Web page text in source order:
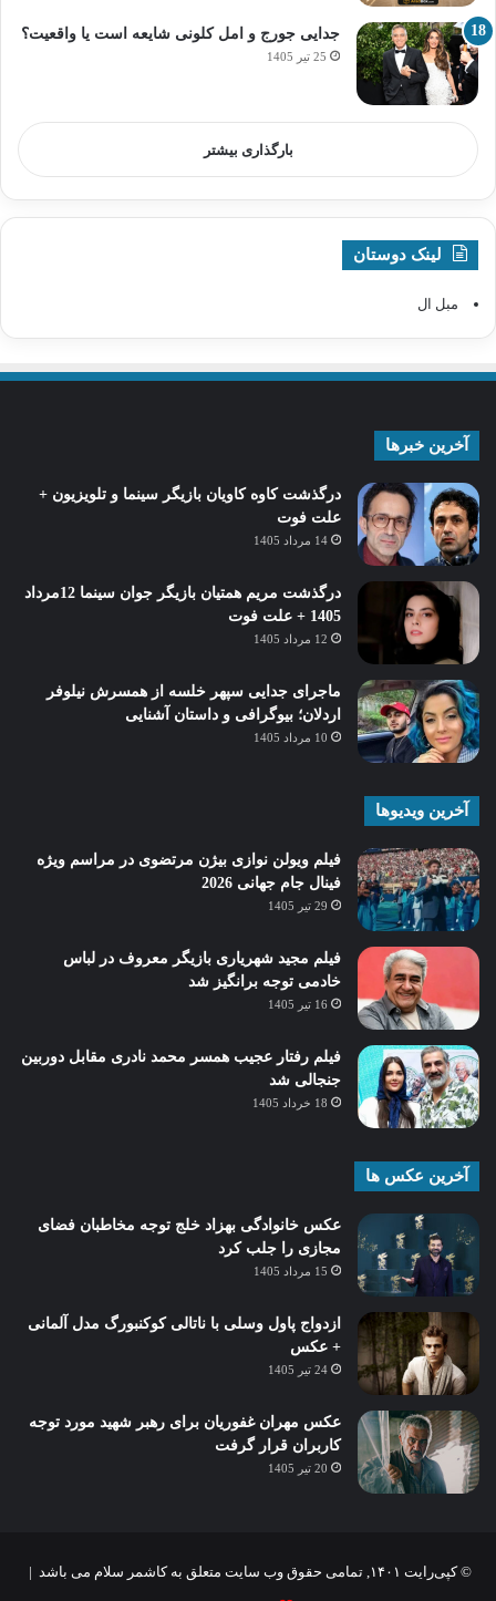
جدایی جورج و امل کلونی شایعه است یا واقعیت؟
25 تیر 1405
بارگذاری بیشتر
لینک دوستان
مبل ال
آخرین خبرها
درگذشت کاوه کاویان بازیگر سینما و تلویزیون +
علت فوت
14 مرداد 1405
درگذشت مریم همتیان بازیگر جوان سینما 12مرداد
1405 + علت فوت
12 مرداد 1405
ماجرای جدایی سپهر خلسه از همسرش نیلوفر
اردلان؛ بیوگرافی و داستان آشنایی
10 مرداد 1405
آخرین ویدیوها
فیلم ویولن نوازی بیژن مرتضوی در مراسم ویژه
فینال جام جهانی 2026
29 تیر 1405
فیلم مجید شهریاری بازیگر معروف در لباس
خادمی توجه برانگیز شد
16 تیر 1405
فیلم رفتار عجیب همسر محمد نادری مقابل دوربین
جنجالی شد
18 خرداد 1405
آخرین عکس ها
عکس خانوادگی بهزاد خلج توجه مخاطبان فضای
مجازی را جلب کرد
15 مرداد 1405
ازدواج پاول وسلی با ناتالی کوکنبورگ مدل آلمانی
+ عکس
24 تیر 1405
عکس مهران غفوریان برای رهبر شهید مورد توجه
کاربران قرار گرفت
20 تیر 1405
© کپی‌رایت ۱۴۰۱, تمامی حقوق وب سایت متعلق به کاشمر سلام می باشد |